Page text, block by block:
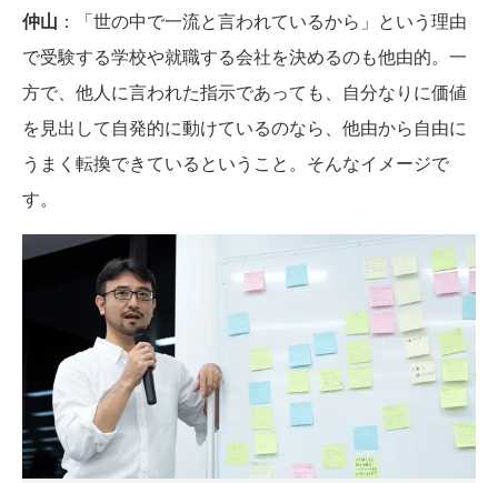
仲山 ：「世の中で一流と言われているから」という理由
で受験する学校や就職する会社を決めるのも他由的。一
方で、他人に言われた指示であっても、自分なりに価値
を見出して自発的に動けているのなら、他由から自由に
うまく転換できているということ。そんなイメージで
す。